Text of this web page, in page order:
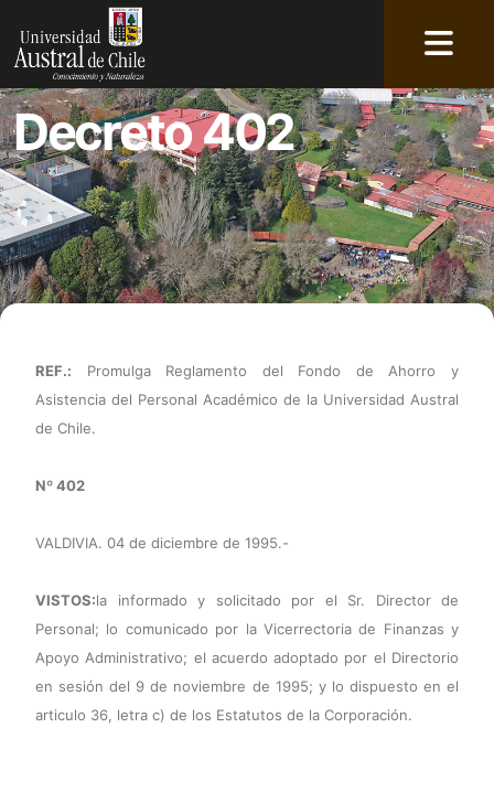
Decreto 402
REF.: Promulga Reglamento del Fondo de Ahorro y
Asistencia del Personal Académico de la Universidad Austral
de Chile.
Nº402
VALDIVIA. 04 de diciembre de 1995.-
VISTOS:la informado y solicitado por el Sr. Director de
Personal; lo comunicado por la Vicerrectoria de Finanzas y
Apoyo Administrativo; el acuerdo adoptado por el Directorio
en sesión del 9 de noviembre de 1995; y lo dispuesto en el
articulo 36, letra c) de los Estatutos de la Corporación.